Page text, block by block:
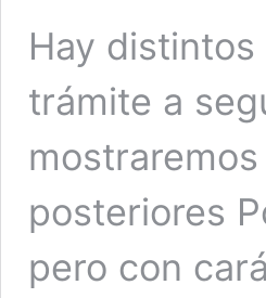
Hay
trámite a
posteriores
pero con